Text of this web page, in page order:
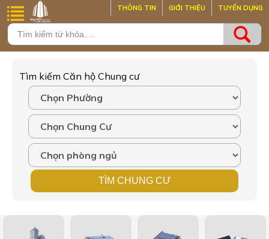
THÔNG TIN GIỚI THIỆU TUYỂN DỤNG
Tìm kiếm Căn hộ Chung cư